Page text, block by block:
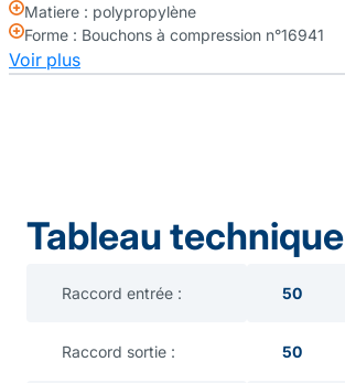
Matiere : polypropylène
Forme : Bouchons à compression n°16941
Voir plus
Tableau technique
Raccord entrée : 50
Raccord sortie : 50